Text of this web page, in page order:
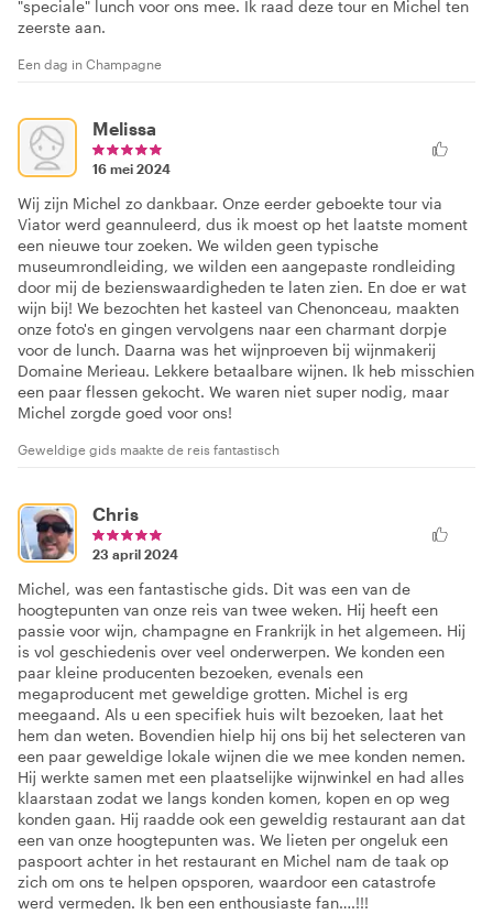
"speciale" lunch voor ons mee. Ik raad deze tour en Michel ten
zeerste aan.
Een dag in Champagne
Melissa
16 mei 2024
Wij zijn Michel zo dankbaar. Onze eerder geboekte tour via
Viator werd geannuleerd, dus ik moest op het laatste moment
een nieuwe tour zoeken. We wilden geen typische
museumrondleiding, we wilden een aangepaste rondleiding
door mij de bezienswaardigheden te laten zien. En doe er wat
wijn bij! We bezochten het kasteel van Chenonceau, maakten
onze foto's en gingen vervolgens naar een charmant dorpje
voor de lunch. Daarna was het wijnproeven bij wijnmakerij
Domaine Merieau. Lekkere betaalbare wijnen. Ik heb misschien
een paar flessen gekocht. We waren niet super nodig, maar
Michel zorgde goed voor ons!
Geweldige gids maakte de reis fantastisch
Chris
23 april 2024
Michel, was een fantastische gids. Dit was een van de
hoogtepunten van onze reis van twee weken. Hij heeft een
passie voor wijn, champagne en Frankrijk in het algemeen. Hij
is vol geschiedenis over veel onderwerpen. We konden een
paar kleine producenten bezoeken, evenals een
megaproducent met geweldige grotten. Michel is erg
meegaand. Als u een specifiek huis wilt bezoeken, laat het
hem dan weten. Bovendien hielp hij ons bij het selecteren van
een paar geweldige lokale wijnen die we mee konden nemen.
Hij werkte samen met een plaatselijke wijnwinkel en had alles
klaarstaan zodat we langs konden komen, kopen en op weg
konden gaan. Hij raadde ook een geweldig restaurant aan dat
een van onze hoogtepunten was. We lieten per ongeluk een
paspoort achter in het restaurant en Michel nam de taak op
zich om ons te helpen opsporen, waardoor een catastrofe
werd vermeden. Ik ben een enthousiaste fan….!!!